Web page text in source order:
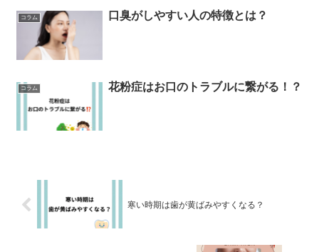
コラム 口臭がしやすい人の特徴とは？
コラム 花粉症はお口のトラブルに繋がる！？
寒い時期は歯が黄ばみやすくなる？